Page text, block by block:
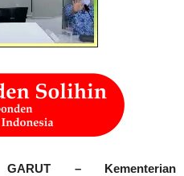
GARUT – Kementerian